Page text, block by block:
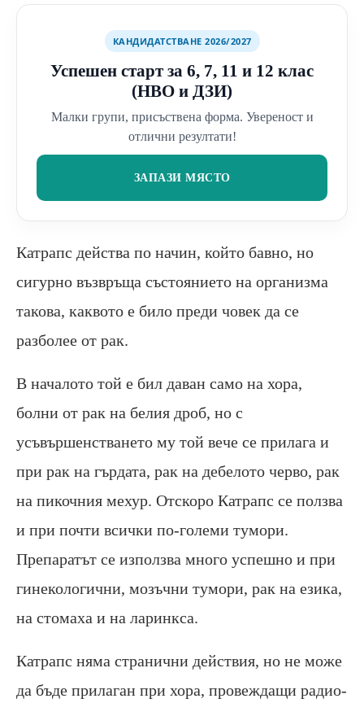
КАНДИДАТСТВАНЕ 2026/2027
Успешен старт за 6, 7, 11 и 12 клас
(НВО и ДЗИ)
Малки групи, присъствена форма. Увереност и
отлични резултати!
ЗАПАЗИ МЯСТО
Катрапс действа по начин, който бавно, но
сигурно възвръща състоянието на организма
такова, каквото е било преди човек да се
разболее от рак.
В началото той е бил даван само на хора,
болни от рак на белия дроб, но с
усъвършенстването му той вече се прилага и
при рак на гърдата, рак на дебелото черво, рак
на пикочния мехур. Отскоро Катрапс се ползва
и при почти всички по-големи тумори.
Препаратът се използва много успешно и при
гинекологични, мозъчни тумори, рак на езика,
на стомаха и на ларинкса.
Катрапс няма странични действия, но не може
да бъде прилаган при хора, провеждащи радио-